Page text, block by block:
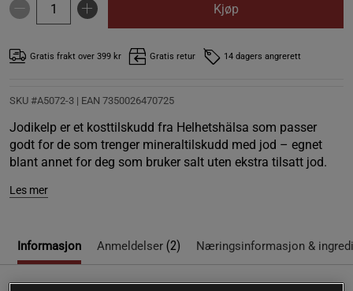
Kjøp
Gratis frakt over 399 kr Gratis retur 14 dagers angrerett
SKU #A5072-3 | EAN 7350026470725
Jodikelp er et kosttilskudd fra Helhetshälsa som passer
godt for de som trenger mineraltilskudd med jod – egnet
blant annet for deg som bruker salt uten ekstra tilsatt jod.
Les mer
Informasjon Anmeldelser (2) Næringsinformasjon &